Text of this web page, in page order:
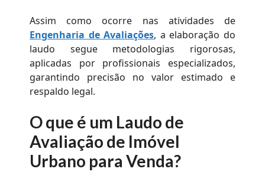
Assim como ocorre nas atividades de
Engenharia de Avaliações, a elaboração do
laudo segue metodologias rigorosas,
aplicadas por profissionais especializados,
garantindo precisão no valor estimado e
respaldo legal.
O que é um Laudo de
Avaliação de Imóvel
Urbano para Venda?